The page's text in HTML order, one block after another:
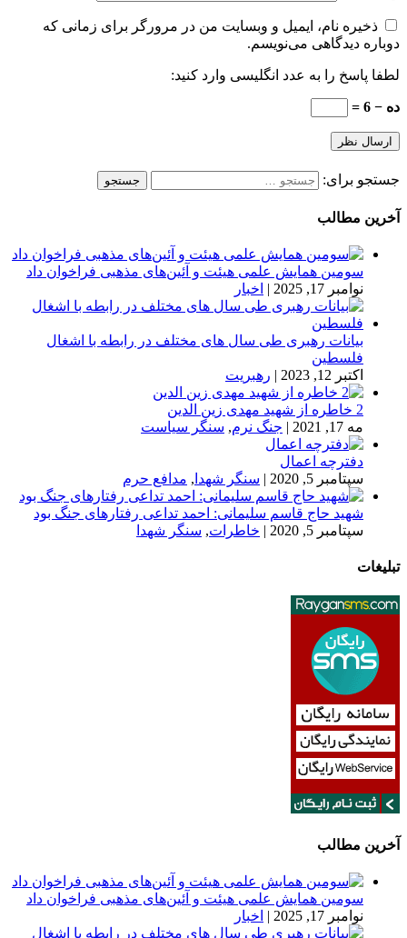
ذخیره نام، ایمیل و وبسایت من در مرورگر برای زمانی که
دوباره دیدگاهی می‌نویسم.
لطفا پاسخ را به عدد انگلیسی وارد کنید:
ده − 6 =
جستجو برای:
آخرین مطالب
سومین همایش علمی هیئت و آئین‌های مذهبی فراخوان داد
نوامبر 17, 2025
| اخبار
بیانات رهبری طی سال های مختلف در رابطه با اشغال
فلسطین
اکتبر 12, 2023
| رهبریت
2 خاطره از شهید مهدی زین الدین
مه 17, 2021
| جنگ نرم, سنگر سیاست
دفترچه اعمال
سپتامبر 5, 2020
| سنگر شهدا , مدافع حرم
شهید حاج قاسم سلیمانی: احمد تداعی رفتارهای جنگ بود
سپتامبر 5, 2020
| خاطرات, سنگر شهدا
تبلیغات
آخرین مطالب
سومین همایش علمی هیئت و آئین‌های مذهبی فراخوان داد
نوامبر 17, 2025
| اخبار